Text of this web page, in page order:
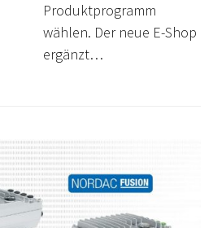
Produktprogramm
wählen. Der neue E-Shop
ergänzt…